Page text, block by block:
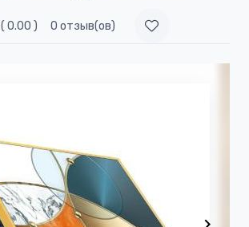
( 0.00 ) 0 отзыв(ов)